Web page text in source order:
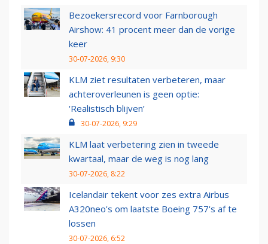
Bezoekersrecord voor Farnborough
Airshow: 41 procent meer dan de vorige
keer
30-07-2026, 9:30
KLM ziet resultaten verbeteren, maar
achteroverleunen is geen optie:
‘Realistisch blijven’
30-07-2026, 9:29
KLM laat verbetering zien in tweede
kwartaal, maar de weg is nog lang
30-07-2026, 8:22
Icelandair tekent voor zes extra Airbus
A320neo's om laatste Boeing 757's af te
lossen
30-07-2026, 6:52